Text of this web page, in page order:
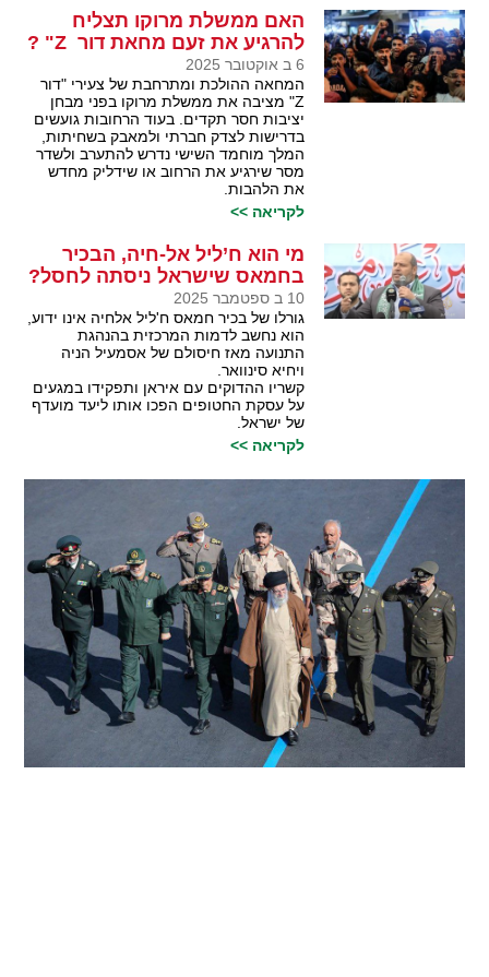
האם ממשלת מרוקו תצליח
להרגיע את זעם מחאת דור Z" ?
6 ב אוקטובר 2025
המחאה ההולכת ומתרחבת של צעירי "דור
Z" מציבה את ממשלת מרוקו בפני מבחן
יציבות חסר תקדים. בעוד הרחובות גועשים
בדרישות לצדק חברתי ולמאבק בשחיתות,
המלך מוחמד השישי נדרש להתערב ולשדר
מסר שירגיע את הרחוב או שידליק מחדש
את הלהבות.
לקריאה >>
מי הוא ח’ליל אל-חיה, הבכיר
בחמאס שישראל ניסתה לחסל?
10 ב ספטמבר 2025
גורלו של בכיר חמאס ח'ליל אלחיה אינו ידוע,
הוא נחשב לדמות המרכזית בהנהגת
התנועה מאז חיסולם של אסמעיל הניה
ויחיא סינוואר.
קשריו ההדוקים עם איראן ותפקידו במגעים
על עסקת החטופים הפכו אותו ליעד מועדף
של ישראל.
לקריאה >>